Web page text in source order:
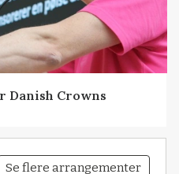
Danish Crowns
Se flere arrangementer